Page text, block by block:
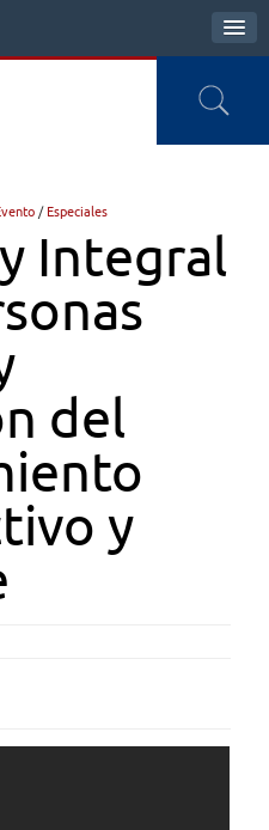
/ Especiales
Integral
del
y